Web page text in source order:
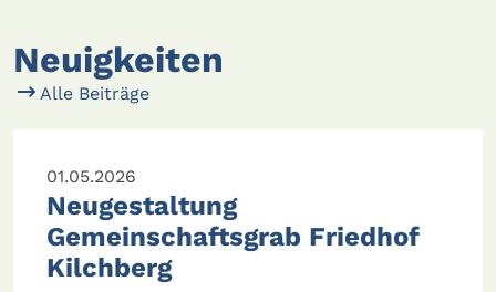
Neuigkeiten
Alle Beiträge
01.05.2026
Neugestaltung
Gemeinschaftsgrab Friedhof
Kilchberg